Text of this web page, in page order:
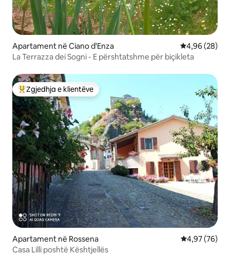
Apartament në Ciano d'Enza Vlerësimi
4,96 (28)
La Terrazza dei Sogni - E përshtatshme për biçikleta
Më të mirat e zgjedhjeve të klientëve
Zgjedhja e klientëve
Apartament në Rossena Vlerësimi
4,97 (76)
Casa Lilli poshtë Kështjellës